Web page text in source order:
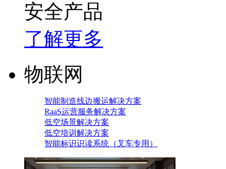
安全产品
了解更多
物联网
智能制造线边搬运解决方案
RaaS运营服务解决方案
低空场景解决方案
低空培训解决方案
智能标识识读系统（叉车专用）